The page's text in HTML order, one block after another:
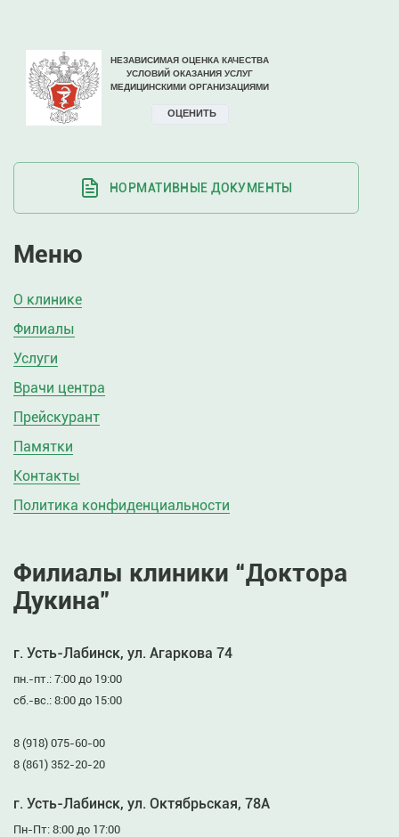
НОРМАТИВНЫЕ ДОКУМЕНТЫ
Меню
О клинике
Филиалы
Услуги
Врачи центра
Прейскурант
Памятки
Контакты
Политика конфиденциальности
Филиалы клиники “Доктора
Дукина”
г. Усть-Лабинск, ул. Агаркова 74
пн.-пт.: 7:00 до 19:00
сб.-вс.: 8:00 до 15:00
8 (918) 075-60-00
8 (861) 352-20-20
г. Усть-Лабинск, ул. Октябрьская, 78А
Пн-Пт: 8:00 до 17:00